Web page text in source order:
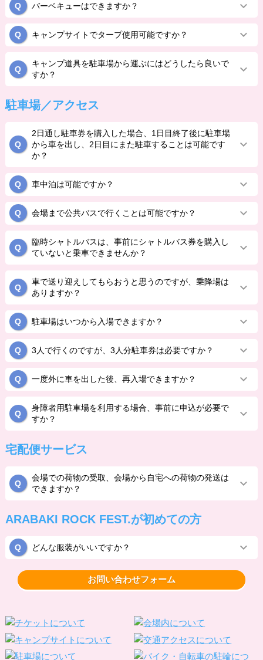
バーベキューはできますか？
キャンプサイトでタープ使用可能ですか？
キャンプ道具を駐車場から運ぶにはどうしたら良いで
すか？
駐車場／アクセス
2日通し駐車券を購入した場合、1日目終了後に駐車場
から車を出し、2日目にまた駐車することは可能です
か？
車中泊は可能ですか？
会場まで公共バスで行くことは可能ですか？
臨時シャトルバスは、事前にシャトルバス券を購入し
ていないと乗車できませんか？
車で送り迎えしてもらおうと思うのですが、乗降場は
ありますか？
駐車場はいつから入場できますか？
3人で行くのですが、3人分駐車券は必要ですか？
一度外に車を出した後、再入場できますか？
身障者用駐車場を利用する場合、事前に申込が必要で
すか？
宅配便サービス
会場での荷物の受取、会場から自宅への荷物の発送は
できますか？
ARABAKI ROCK FEST.が初めての方
どんな服装がいいですか？
お問い合わせフォーム